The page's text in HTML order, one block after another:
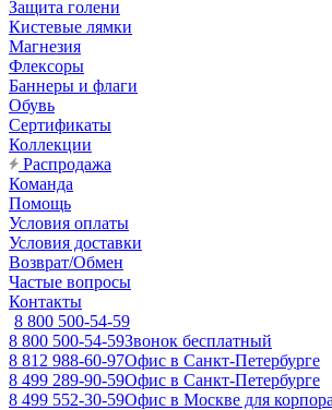
Защита голени
Кистевые лямки
Магнезия
Флексоры
Баннеры и флаги
Обувь
Сертификаты
Коллекции
Распродажа
Команда
Помощь
Условия оплаты
Условия доставки
Возврат/Обмен
Частые вопросы
Контакты
8 800 500-54-59
8 800 500-54-59Звонок бесплатный
8 812 988-60-97Офис в Санкт-Петербурге
8 499 289-90-59Офис в Санкт-Петербурге
8 499 552-30-59Офис в Москве для